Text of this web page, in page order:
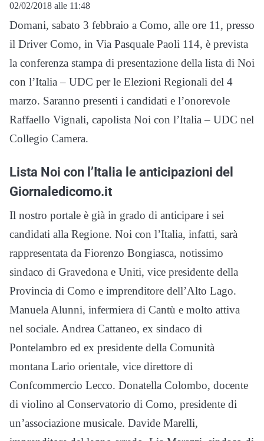
02/02/2018 alle 11:48
Domani, sabato 3 febbraio a Como, alle ore 11, presso
il Driver Como, in Via Pasquale Paoli 114, è prevista
la conferenza stampa di presentazione della lista di Noi
con l’Italia – UDC per le Elezioni Regionali del 4
marzo. Saranno presenti i candidati e l’onorevole
Raffaello Vignali, capolista Noi con l’Italia – UDC nel
Collegio Camera.
Lista Noi con l’Italia le anticipazioni del
Giornaledicomo.it
Il nostro portale è già in grado di anticipare i sei
candidati alla Regione. Noi con l’Italia, infatti, sarà
rappresentata da Fiorenzo Bongiasca, notissimo
sindaco di Gravedona e Uniti, vice presidente della
Provincia di Como e imprenditore dell’Alto Lago.
Manuela Alunni, infermiera di Cantù e molto attiva
nel sociale. Andrea Cattaneo, ex sindaco di
Pontelambro ed ex presidente della Comunità
montana Lario orientale, vice direttore di
Confcommercio Lecco. Donatella Colombo, docente
di violino al Conservatorio di Como, presidente di
un’associazione musicale. Davide Marelli,